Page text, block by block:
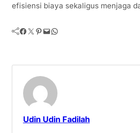
efisiensi biaya sekaligus menjaga
Facebook Twitter Pinterest Mail WhatsApp
Udin Udin Fadilah